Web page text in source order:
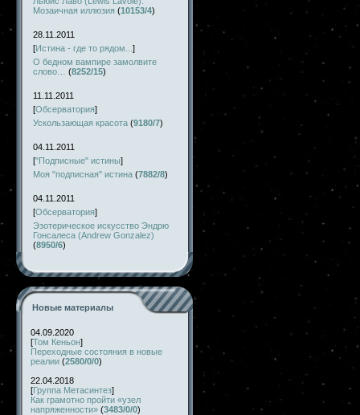
Мозаичная иллюзия (10153/4)
28.11.2011
[Истина - где то рядом... ]
О бедном вампире замолвите
слово…
(8252/15)
11.11.2011
[Обсерватория]
Ускользающая красота (9180/7)
04.11.2011
["Подписные" истины]
Моя "подписная" истина (7882/8)
04.11.2011
[Обсерватория]
Эзотерическое искусство Эндрю
Гонсалеса (Andrew Gonzalez)
(8950/6)
Новые материалы
04.09.2020
[Том Кеньон]
Переходные состояния в новые
реалии (2580/0/0)
22.04.2018
[Группа Метасинтез]
Как грамотно пройти «узел
напряженности» (3483/0/0)